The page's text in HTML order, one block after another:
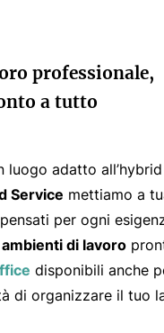
professionale,
a tutto
luogo adatto
Service mettiamo a
per ogni
ambienti di lavoro
disponibili anche
di organizzare il tuo